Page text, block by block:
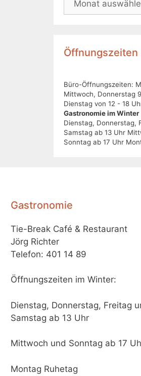
Öffnungszeiten
Büro-Öffnungszeiten:
Mittwoch, Donnerstag
Dienstag von 12 - 18
Gastronomie im Winter
Dienstag, Donnerstag,
Samstag ab 13 Uhr
Sonntag ab 17 Uhr
Gastronomie
Tie-Break Café & Restaurant
Jörg Richter
Telefon: 401 14 89
Öffnungszeiten im Winter:
Dienstag, Donnerstag, Freitag
Samstag ab 13 Uhr
Mittwoch und Sonntag ab 17
Montag Ruhetag